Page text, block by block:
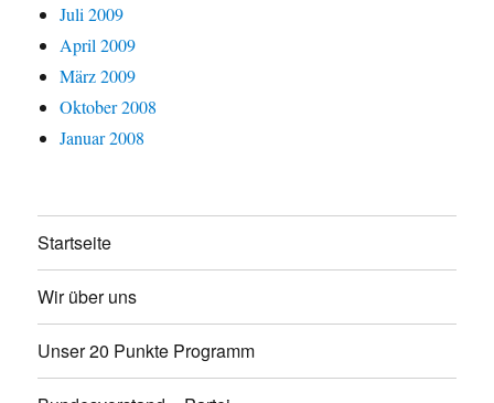
Juli 2009
April 2009
März 2009
Oktober 2008
Januar 2008
Startseite
Wir über uns
Unser 20 Punkte Programm